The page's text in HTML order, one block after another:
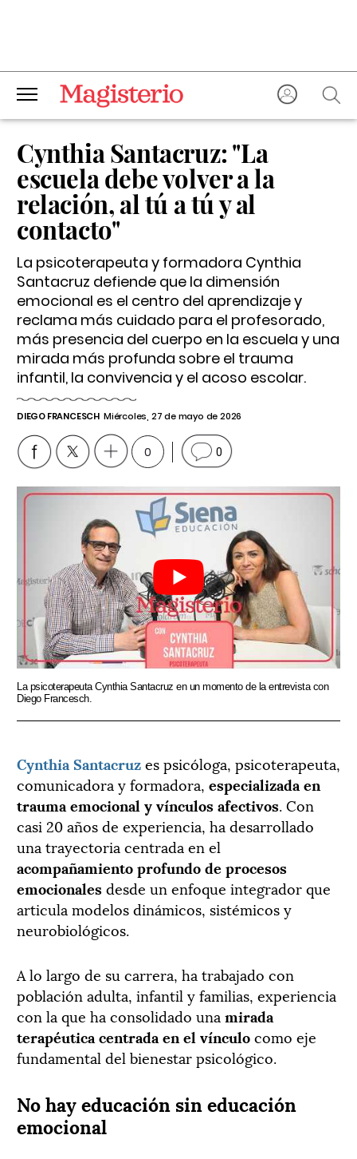
Cynthia Santacruz: "La
escuela debe volver a la
relación, al tú a tú y al
contacto"
La psicoterapeuta y formadora Cynthia
Santacruz defiende que la dimensión
emocional es el centro del aprendizaje y
reclama más cuidado para el profesorado,
más presencia del cuerpo en la escuela y una
mirada más profunda sobre el trauma
infantil, la convivencia y el acoso escolar.
DIEGO FRANCESCH Miércoles, 27 de mayo de 2026
0 0
La psicoterapeuta Cynthia Santacruz en un momento de la entrevista con
Diego Francesch.
Cynthia Santacruzes psicóloga, psicoterapeuta,
comunicadora y formadora, especializada en
trauma emocional y vínculos afectivos. Con
casi 20 años de experiencia, ha desarrollado
una trayectoria centrada en el
acompañamiento profundo de procesos
emocionalesdesde un enfoque integrador que
articula modelos dinámicos, sistémicos y
neurobiológicos.
A lo largo de su carrera, ha trabajado con
población adulta, infantil y familias, experiencia
con la que ha consolidado una mirada
terapéutica centrada en el vínculocomo eje
fundamental del bienestar psicológico.
No hay educación sin educación
emocional